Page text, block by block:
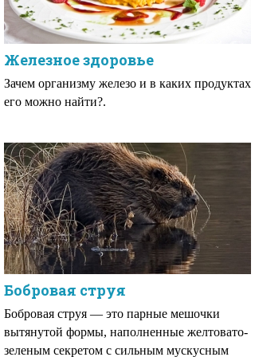
Железное здоровье
Зачем организму железо и в каких продуктах
его можно найти?.
Бобровая струя
Бобровая струя — это парные мешочки
вытянутой формы, наполненные желтовато-
зеленым секретом с сильным мускусным